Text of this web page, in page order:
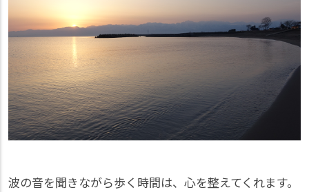
波の音を聞きながら歩く時間は、心を整えてくれます。